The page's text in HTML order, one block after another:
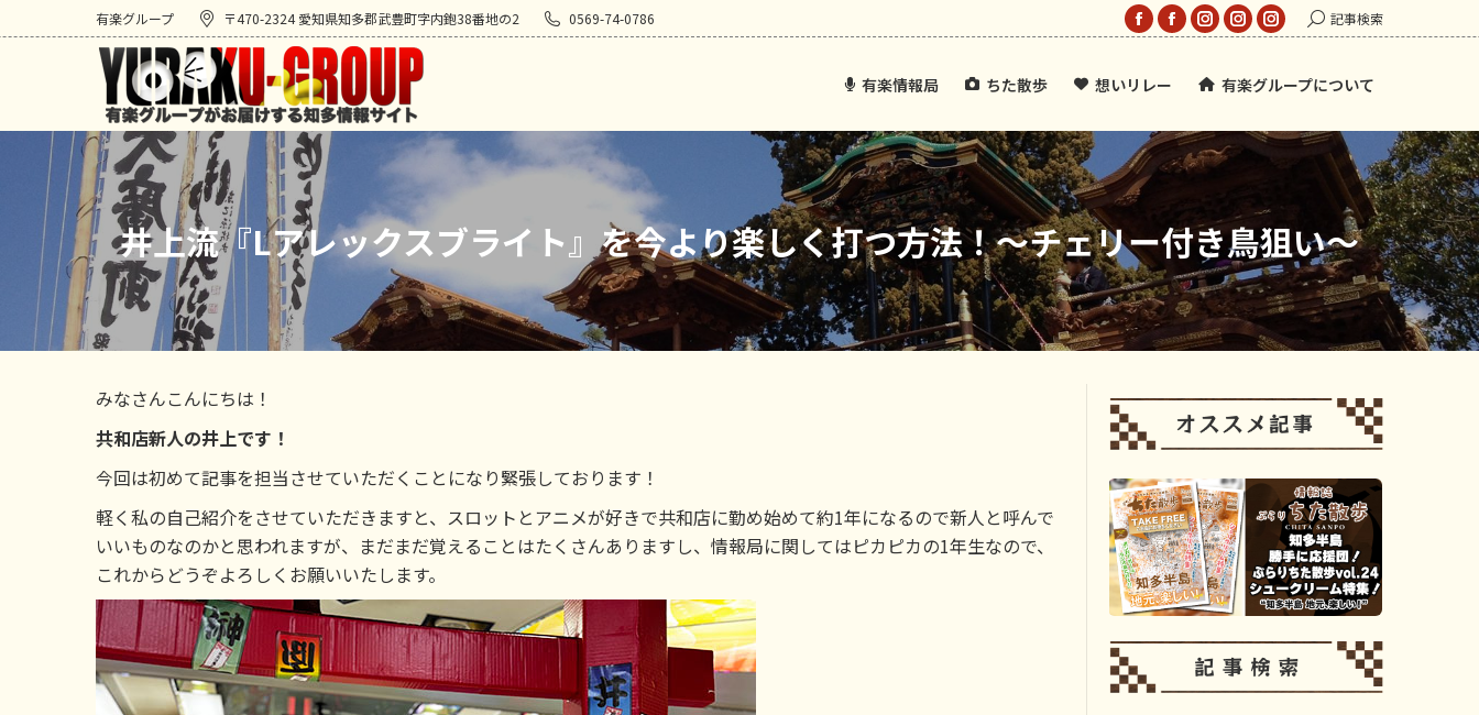
有楽グループ 〒470-2324 愛知県知多郡武豊町字内鉋38番地の2 0569-74-0786
Facebook
opens
new
window
Facebook
opens
new
window
Instagram
opens
new
window
Instagram
opens
new
Instagram
opens
new
window
Search:記事検索
有楽情報局 ちた散歩 想いリレー 有楽グループについて
井上流『Lアレックスブライト』を今より楽しく打つ方法！～チェリー付き鳥狙い～
みなさんこんにちは！
共和店新人の井上です！
今回は初めて記事を担当させていただくことになり緊張しております！
軽く私の自己紹介をさせていただきますと、スロットとアニメが好きで共和店に勤め始めて約1年になるので新人と呼んで
いいものなのかと思われますが、まだまだ覚えることはたくさんありますし、情報局に関してはピカピカの1年生なので、
これからどうぞよろしくお願いいたします。